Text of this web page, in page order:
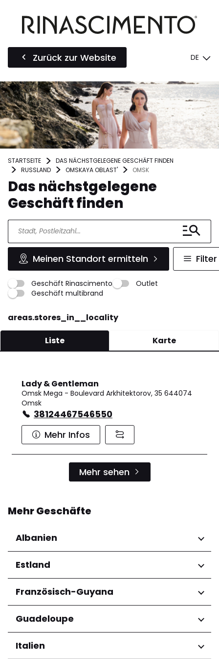
Zurück zur Website DE
STARTSEITE
DAS NÄCHSTGELEGENE GESCHÄFT FINDEN
RUSSLAND
OMSKAYA OBLAST' OMSK
Das nächstgelegene
Geschäft finden
Meinen Standort ermitteln Filter
Geschäft Rinascimento
Outlet
Geschäft multibrand
areas.stores_in__locality
Liste Karte
Lady & Gentleman
Omsk Mega - Boulevard Arkhitektorov, 35 644074
Omsk
38124467546550
Mehr Infos
Mehr sehen
Mehr Geschäfte
Albanien
Regionen
Qarku i Tiranës
Estland
Regionen
Harju maakond
Tartu maakond
Französisch-Guyana
Regionen
Arrondissement de Cayenne
Guadeloupe
Regionen
Italien